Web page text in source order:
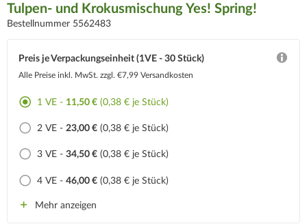
Tulpen- und Krokusmischung Yes! Spring!
Bestellnummer 5562483
Preis je Verpackungseinheit (1VE - 30 Stück)
Alle Preise inkl. MwSt. zzgl. €7,99 Versandkosten
1 VE - 11,50 € (0,38 € je Stück)
2 VE - 23,00 € (0,38 € je Stück)
3 VE - 34,50 € (0,38 € je Stück)
4 VE - 46,00 € (0,38 € je Stück)
Mehr anzeigen